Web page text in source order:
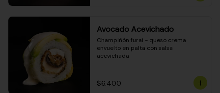
Avocado Acevichado
Champiñón furai - queso crema
envuelto en palta con salsa
acevichada
$6.400